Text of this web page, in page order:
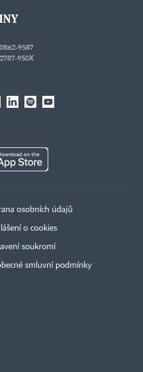
9587
950X
osobních údajů
o cookies
soukromí
smluvní podmínky